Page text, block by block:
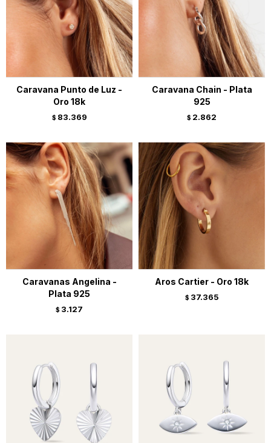
Caravana Punto de Luz -
Oro 18k
$ 83.369
Caravana Chain - Plata
925
$ 2.862
Caravanas Angelina -
Plata 925
$ 3.127
Aros Cartier - Oro 18k
$ 37.365